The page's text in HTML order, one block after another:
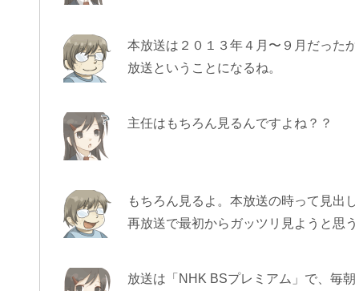
本放送は２０１３年４月〜９月だった
放送ということになるね。
主任はもちろん見るんですよね？？
もちろん見るよ。本放送の時って見出
再放送で最初からガッツリ見ようと思う
放送は「NHK BSプレミアム」で、毎